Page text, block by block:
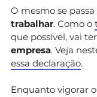
O mesmo se
trabalhar. Como o
que possível, vai
empresa. Veja
essa declaração.
Enquanto vigorar